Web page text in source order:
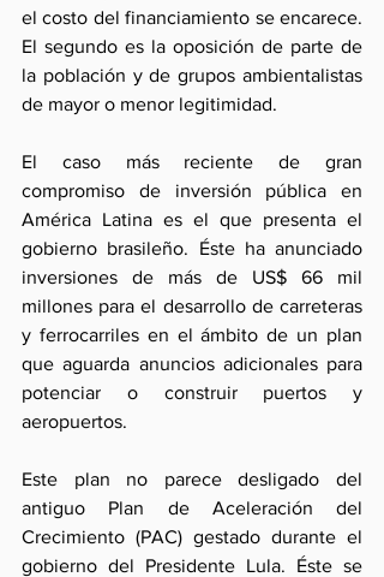
el costo del financiamiento se encarece.
El segundo es la oposición de parte de
la población y de grupos ambientalistas
de mayor o menor legitimidad.
El caso más reciente de gran
compromiso de inversión pública en
América Latina es el que presenta el
gobierno brasileño. Éste ha anunciado
inversiones de más de US$ 66 mil
millones para el desarrollo de carreteras
y ferrocarriles en el ámbito de un plan
que aguarda anuncios adicionales para
potenciar o construir puertos y
aeropuertos.
Este plan no parece desligado del
antiguo Plan de Aceleración del
Crecimiento (PAC) gestado durante el
gobierno del Presidente Lula. Éste se